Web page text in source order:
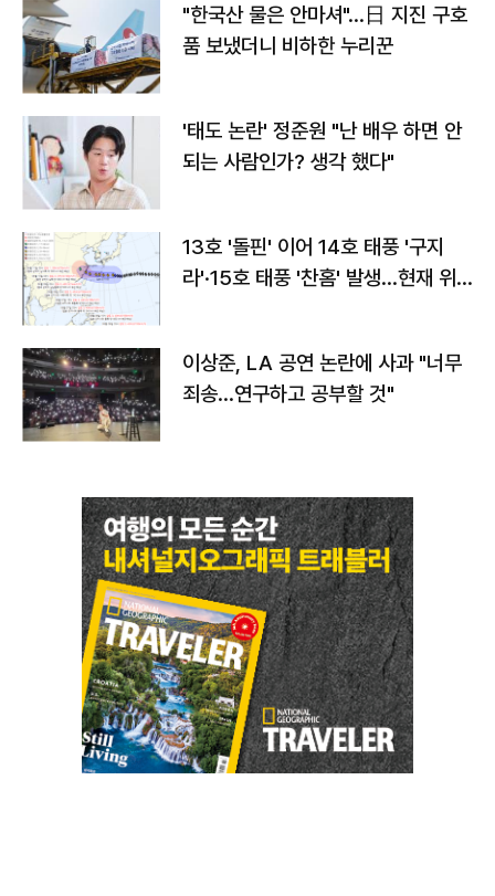
"한국산 물은 안마셔"…日 지진 구호
품 보냈더니 비하한 누리꾼
'태도 논란' 정준원 "난 배우 하면 안
되는 사람인가? 생각 했다"
13호 '돌핀' 이어 14호 태풍 '구지
라'·15호 태풍 '찬홈' 발생…현재 위
이상준, LA 공연 논란에 사과 "너무
죄송…연구하고 공부할 것"